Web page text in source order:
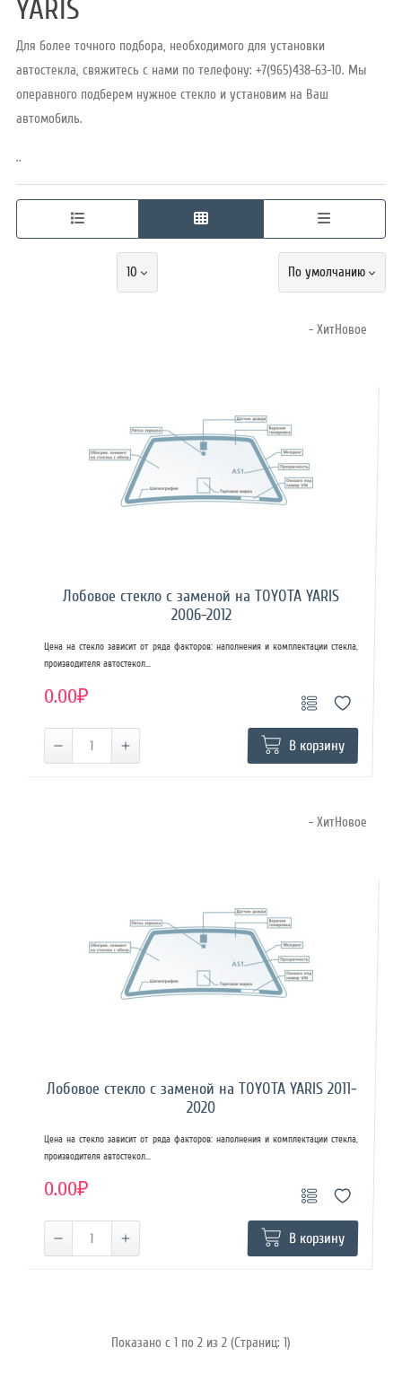
Режим
YARIS
Для более точного подбора, необходимого для установки
автостекла, свяжитесь с нами по телефону: +7(965)438-63-10. Мы
операвного подберем нужное стекло и установим на Ваш
автомобиль.
..
10 По умолчанию
- ХитНовое
Лобовое стекло с заменой на TOYOTA YARIS
2006-2012
Цена на стекло зависит от ряда факторов: наполнения и комплектации стекла,
производителя автостекол...
0.00₽
В корзину
- ХитНовое
Лобовое стекло с заменой на TOYOTA YARIS 2011-
2020
Цена на стекло зависит от ряда факторов: наполнения и комплектации стекла,
производителя автостекол...
0.00₽
В корзину
Показано с 1 по 2 из 2 (Страниц: 1)